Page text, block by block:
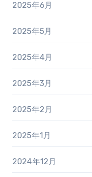
2025年6月
2025年5月
2025年4月
2025年3月
2025年2月
2025年1月
2024年12月